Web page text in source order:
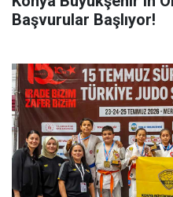
Başvurular Başlıyor!